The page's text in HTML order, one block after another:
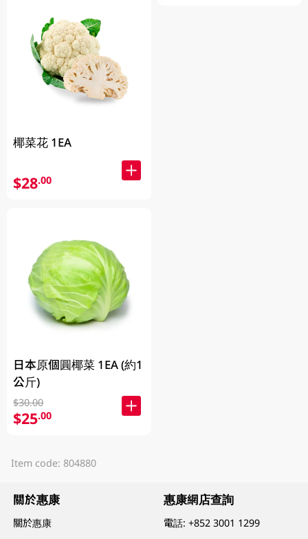
椰菜花 1EA
$28.00
日本原個圓椰菜 1EA (約1
公斤)
$30.00
$25.00
Item code: 804880
關於惠康
關於惠康
惠康網店查詢
電話:+852 3001 1299